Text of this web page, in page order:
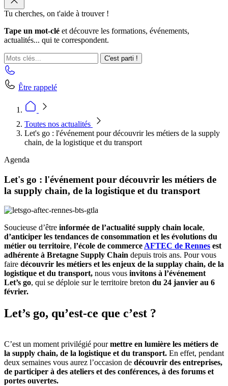
Tu cherches, on t'aide à trouver !
Tape un mot-clé et découvre les formations, événements,
actualités... qui te correspondent.
C'est parti !
Être rappelé
Toutes nos actualités
Let's go : l'événement pour découvrir les métiers de la supply
chain, de la logistique et du transport
Agenda
Let's go : l'événement pour découvrir les métiers de
la supply chain, de la logistique et du transport
Soucieuse d’être informée de l’actualité supply chain locale,
d’anticiper les tendances de consommation et les évolutions du
métier ou territoire, l’école de commerceAFTEC de Rennes est
adhérente à Bretagne Supply Chain depuis trois ans. Pour vous
faire découvrir les métiers et les enjeux de la supplay chain, de la
logistique et du transport, nous vous invitons à l’événement
Let’s go, qui se déploie sur le territoire breton du 24 janvier au 6
février.
Let’s go, qu’est-ce que c’est ?
C’est un moment privilégié pourmettre en lumière les métiers de
la supply chain, de la logistique et du transport. En effet, pendant
deux semaines vous aurez l’occasion de découvrir des entreprises,
de participer à des ateliers et des conférences, à des forums et
portes ouvertes.